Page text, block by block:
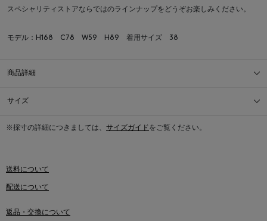
スペシャリティストアならではのラインナップをどうぞお楽しみください。
モデル：H168 C78 W59 H89 着用サイズ 38
商品詳細
サイズ
※採寸の詳細につきましては、 サイズガイドをご覧ください。
送料について
配送について
返品・交換について